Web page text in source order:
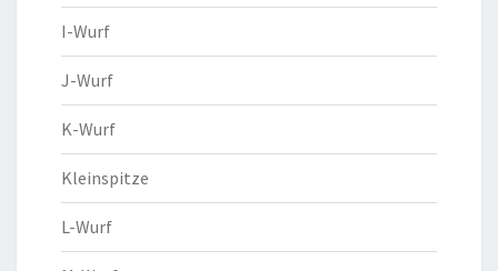
I-Wurf
J-Wurf
K-Wurf
Kleinspitze
L-Wurf